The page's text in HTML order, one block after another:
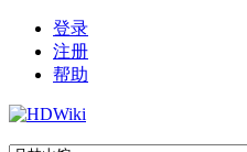
登录
注册
帮助